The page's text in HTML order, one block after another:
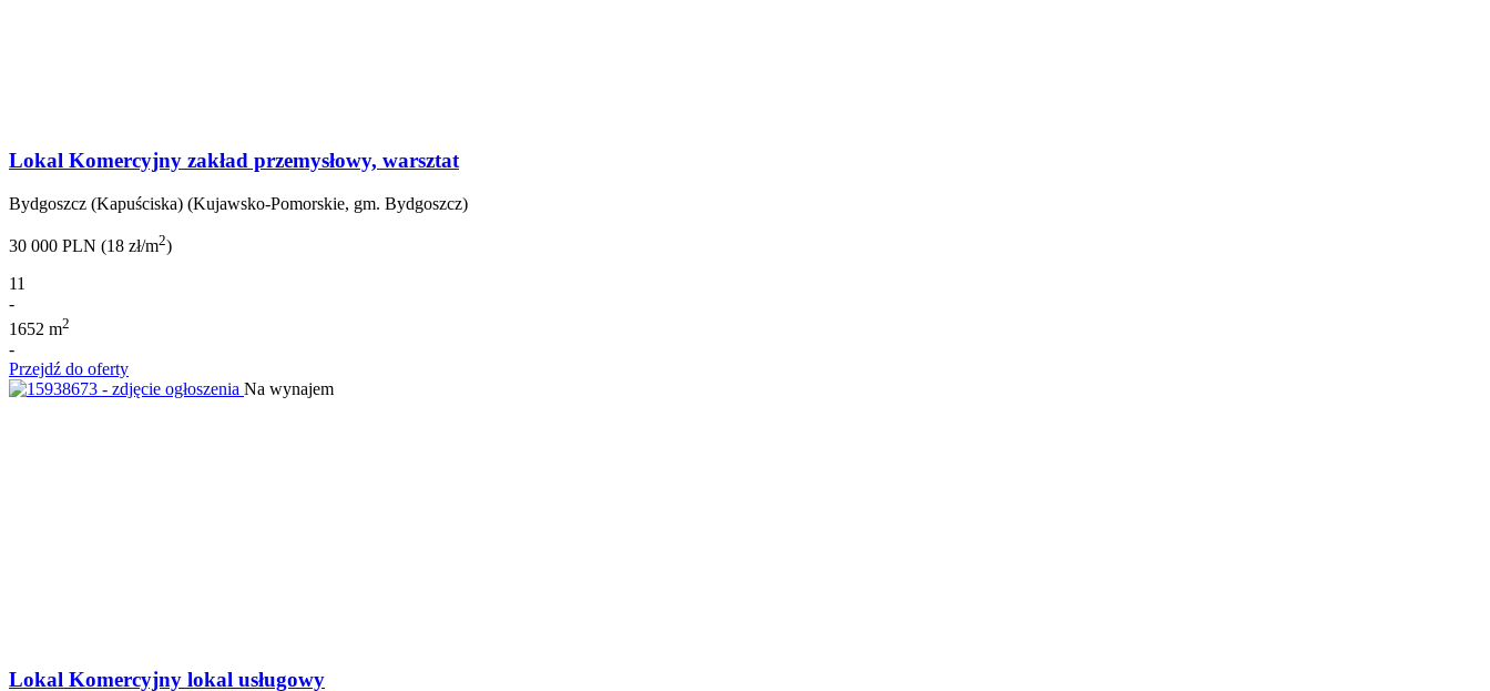
Lokal Komercyjny zakład przemysłowy, warsztat
Bydgoszcz (Kapuściska) (Kujawsko-Pomorskie, gm. Bydgoszcz)
30 000 PLN (18 zł/m2)
11
-
1652 m2
-
Przejdź do oferty
Na wynajem
Lokal Komercyjny lokal usługowy